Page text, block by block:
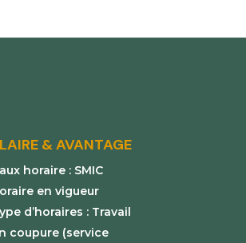
& AVANTAGE
horaire : SMIC
en vigueur
d’horaires : Travail
coupure (service